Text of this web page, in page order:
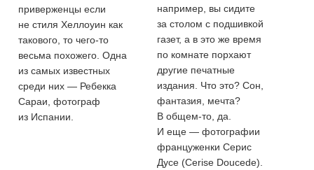
приверженцы если
не стиля Хеллоуин как
такового, то чего-то
весьма похожего. Одна
из самых известных
среди них — Ребекка
Сараи, фотограф
из Испании.
например, вы сидите
за столом с подшивкой
газет, а в это же время
по комнате порхают
другие печатные
издания. Что это? Сон,
фантазия, мечта?
В общем-то, да.
И еще — фотографии
француженки Серис
Дусе (Cerise Doucede).